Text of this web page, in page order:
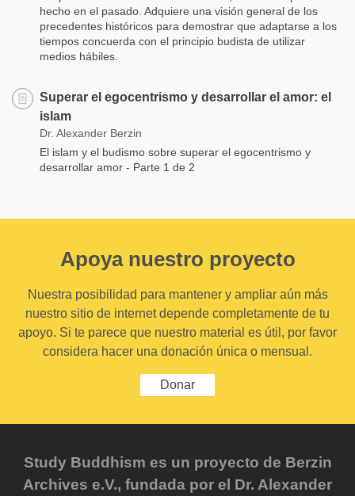
hecho en el pasado. Adquiere una visión general de los
precedentes históricos para demostrar que adaptarse a los
tiempos concuerda con el principio budista de utilizar
medios hábiles.
Superar el egocentrismo y desarrollar el amor: el
islam
Dr. Alexander Berzin
El islam y el budismo sobre superar el egocentrismo y
desarrollar amor - Parte 1 de 2
Apoya nuestro proyecto
Nuestra posibilidad para mantener y ampliar aún más
nuestro sitio de internet depende completamente de tu
apoyo. Si te parece que nuestro material es útil, por favor
considera hacer una donación única o mensual.
Donar
Study Buddhism es un proyecto de Berzin
Archives e.V., fundada por el Dr. Alexander